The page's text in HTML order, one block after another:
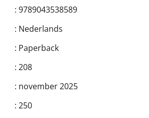
: 9789043538589
: Nederlands
: Paperback
: 208
: november 2025
: 250